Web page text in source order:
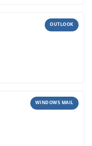
OUTLOOK
WINDOWS MAIL